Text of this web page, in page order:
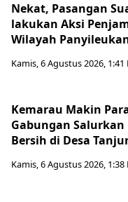
Nekat, Pasangan
lakukan Aksi
Wilayah
Kamis, 6 Agustus 2026, 1:41
Kemarau Makin
Gabungan Salurkan
Bersih di Desa
Kamis, 6 Agustus 2026, 1:38